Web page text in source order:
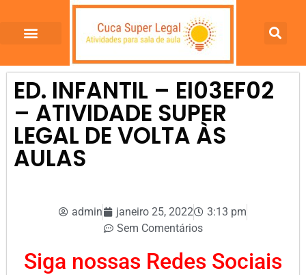
ED. INFANTIL – EI03EF02
– ATIVIDADE SUPER
LEGAL DE VOLTA ÀS
AULAS
admin janeiro 25, 2022
3:13 pm
Sem Comentários
Siga nossas Redes Sociais